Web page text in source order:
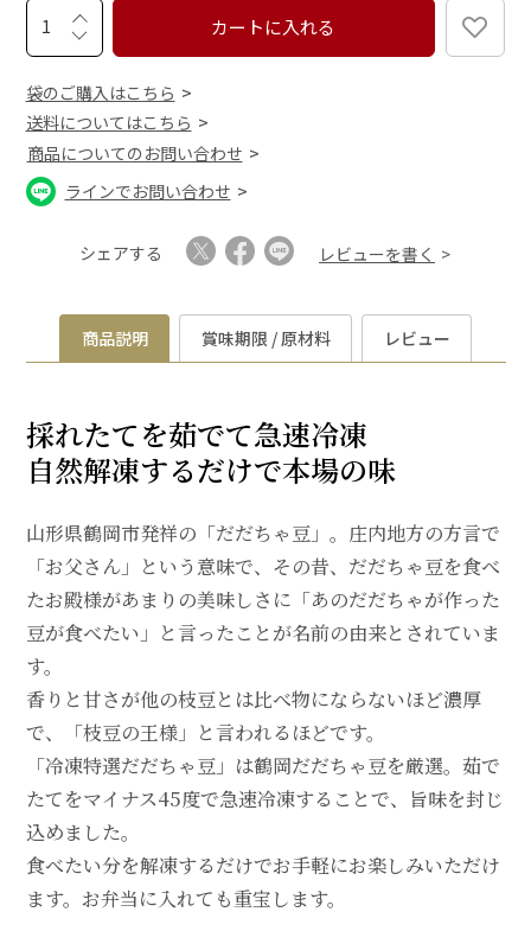
カートに入れる
袋のご購入はこちら
送料についてはこちら
商品についてのお問い合わせ
ラインでお問い合わせ
シェアする レビューを書く
商品説明 賞味期限 / 原材料 レビュー
採れたてを茹でて急速冷凍
自然解凍するだけで本場の味
山形県鶴岡市発祥の「だだちゃ豆」。庄内地方の方言で
「お父さん」という意味で、その昔、だだちゃ豆を食べ
たお殿様があまりの美味しさに「あのだだちゃが作った
豆が食べたい」と言ったことが名前の由来とされていま
す。
香りと甘さが他の枝豆とは比べ物にならないほど濃厚
で、「枝豆の王様」と言われるほどです。
「冷凍特選だだちゃ豆」は鶴岡だだちゃ豆を厳選。茹で
たてをマイナス45度で急速冷凍することで、旨味を封じ
込めました。
食べたい分を解凍するだけでお手軽にお楽しみいただけ
ます。お弁当に入れても重宝します。